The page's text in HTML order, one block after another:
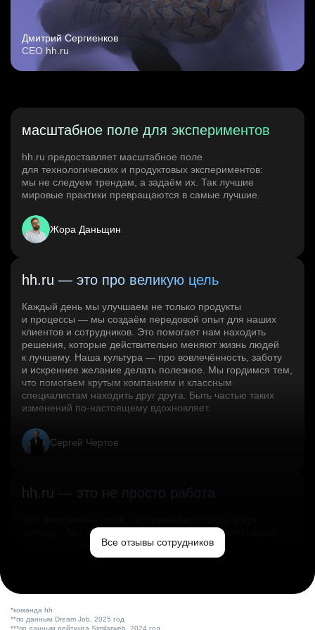
Дмитрий Сергиенков
CEO hh.ru
масштабное поле для экспериментов
hh.ru предоставляет масштабное поле
для технологических и продуктовых экспериментов:
мы не следуем трендам, а задаём их. Так лучшие
мировые практики превращаются в самые лучшие.
Жора Даньщин
hh.ru — это про великую цель
Каждый день мы улучшаем не только продукты
и процессы — мы создаём передовой опыт для наших
клиентов и сотрудников. Это помогает нам находить
решения, которые действительно меняют жизнь людей
к лучшему. Наша культура — про вовлечённость, заботу
и искреннее желание делать полезное. Мы гордимся тем,
что помогаем крутым компаниям и классным
специалистам находить друг друга. Быть частью таких
изменений по‑настоящему вдохновляет.
Сергей Чертов
hh.ru — это не просто работа
свободы. Мы помогаем миру и создаём лучший сервис
по поиску работы в стране.Все отзывы сотрудников
*команда hh
**по данным Dream Job, 2025 год
***по данным рейтинга Similarweb, 2024 год